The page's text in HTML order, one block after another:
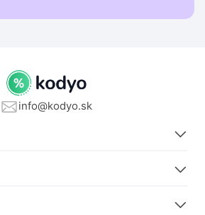
info@kodyo.sk